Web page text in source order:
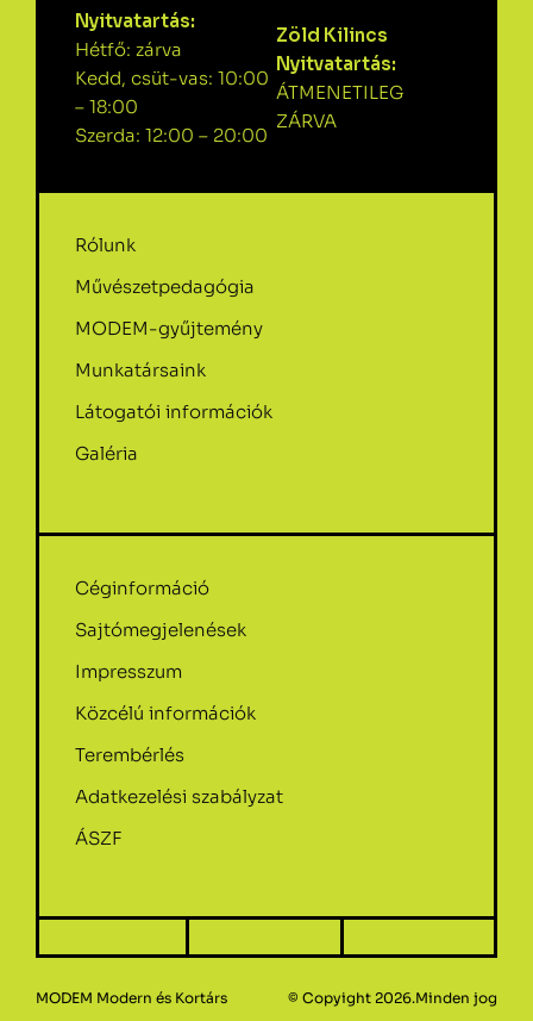
Nyitvatartás:
Hétfő: zárva
Kedd, csüt-vas: 10:00
– 18:00
Szerda: 12:00 – 20:00
Zöld Kilincs
Nyitvatartás:
ÁTMENETILEG
ZÁRVA
Rólunk
Művészetpedagógia
MODEM-gyűjtemény
Munkatársaink
Látogatói információk
Galéria
Céginformáció
Sajtómegjelenések
Impresszum
Közcélú információk
Terembérlés
Adatkezelési szabályzat
ÁSZF
MODEM Modern és Kortárs © Copyight 2026.Minden jog